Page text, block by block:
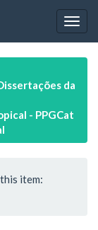
da
- PPGCat
item: